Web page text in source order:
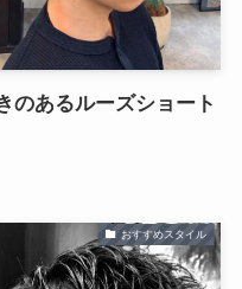
のあるルーズショート
おすすめスタイル